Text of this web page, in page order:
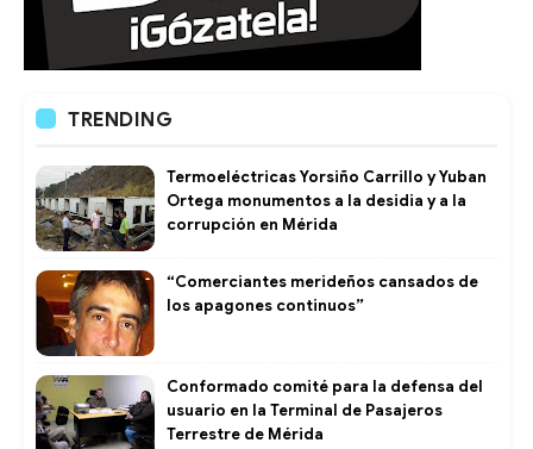
TRENDING
Termoeléctricas Yorsiño Carrillo y Yuban
Ortega monumentos a la desidia y a la
corrupción en Mérida
“Comerciantes merideños cansados de
los apagones continuos”
Conformado comité para la defensa del
usuario en la Terminal de Pasajeros
Terrestre de Mérida